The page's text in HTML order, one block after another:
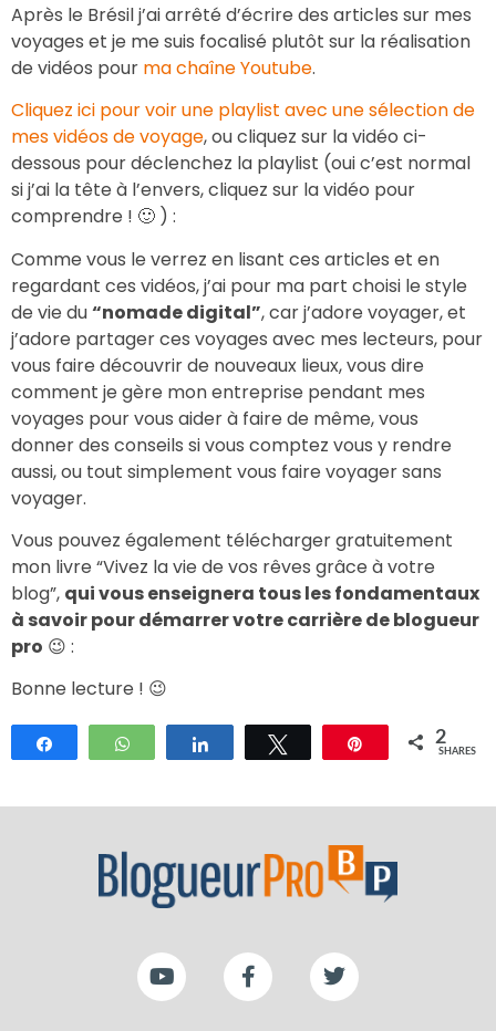
Après le Brésil j’ai arrêté d’écrire des articles sur mes
voyages et je me suis focalisé plutôt sur la réalisation
de vidéos pour ma chaîne Youtube.
Cliquez ici pour voir une playlist avec une sélection de
mes vidéos de voyage, ou cliquez sur la vidéo ci-
dessous pour déclenchez la playlist (oui c’est normal
si j’ai la tête à l’envers, cliquez sur la vidéo pour
comprendre ! 🙂 ) :
Comme vous le verrez en lisant ces articles et en
regardant ces vidéos, j’ai pour ma part choisi le style
de vie du“nomade digital”, car j’adore voyager, et
j’adore partager ces voyages avec mes lecteurs, pour
vous faire découvrir de nouveaux lieux, vous dire
comment je gère mon entreprise pendant mes
voyages pour vous aider à faire de même, vous
donner des conseils si vous comptez vous y rendre
aussi, ou tout simplement vous faire voyager sans
voyager.
Vous pouvez également télécharger gratuitement
mon livre “Vivez la vie de vos rêves grâce à votre
blog”, qui vous enseignera tous les fondamentaux
à savoir pour démarrer votre carrière de blogueur
pro 😉 :
Bonne lecture ! 😉
WhatsApp 2
SHARES